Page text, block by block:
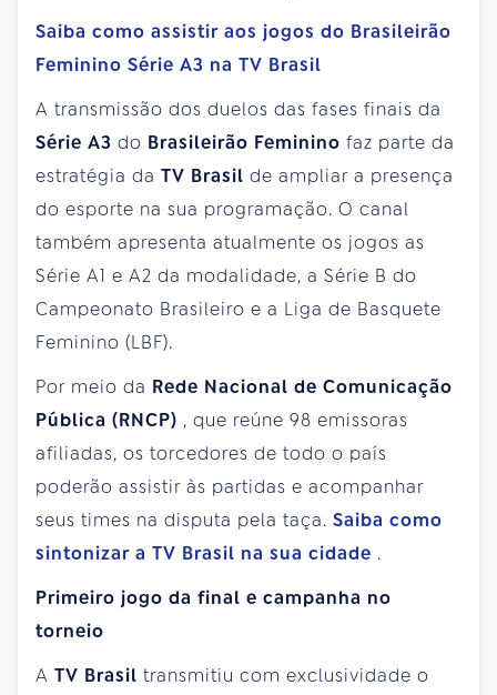
Saiba como assistir aos jogos do Brasileirão
Feminino Série A3 na TV Brasil
A transmissão dos duelos das fases finais da
Série A3 do Brasileirão Feminino faz parte da
estratégia da TV Brasil de ampliar a presença
do esporte na sua programação. O canal
também apresenta atualmente os jogos as
Série A1 e A2 da modalidade, a Série B do
Campeonato Brasileiro e a Liga de Basquete
Feminino (LBF).
Por meio da Rede Nacional de Comunicação
Pública (RNCP) , que reúne 98 emissoras
afiliadas, os torcedores de todo o país
poderão assistir às partidas e acompanhar
seus times na disputa pela taça. Saiba como
sintonizar a TV Brasil na sua cidade .
Primeiro jogo da final e campanha no
torneio
A TV Brasil transmitiu com exclusividade o